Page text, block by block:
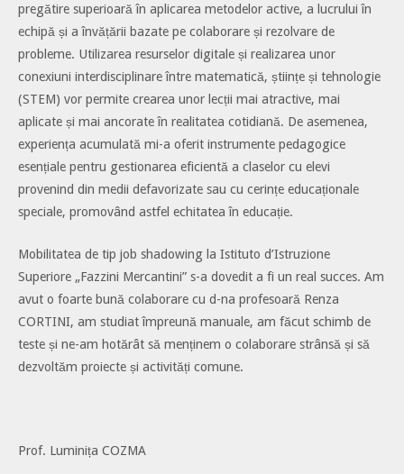
pregătire superioară în aplicarea metodelor active, a lucrului în
echipă și a învățării bazate pe colaborare și rezolvare de
probleme. Utilizarea resurselor digitale și realizarea unor
conexiuni interdisciplinare între matematică, științe și tehnologie
(STEM) vor permite crearea unor lecții mai atractive, mai
aplicate și mai ancorate în realitatea cotidiană. De asemenea,
experiența acumulată mi-a oferit instrumente pedagogice
esențiale pentru gestionarea eficientă a claselor cu elevi
provenind din medii defavorizate sau cu cerințe educaționale
speciale, promovând astfel echitatea în educație.
Mobilitatea de tip job shadowing la Istituto d’Istruzione
Superiore „Fazzini Mercantini” s-a dovedit a fi un real succes. Am
avut o foarte bună colaborare cu d-na profesoară Renza
CORTINI, am studiat împreună manuale, am făcut schimb de
teste și ne-am hotărât să menținem o colaborare strânsă și să
dezvoltăm proiecte și activități comune.
Prof. Luminița COZMA